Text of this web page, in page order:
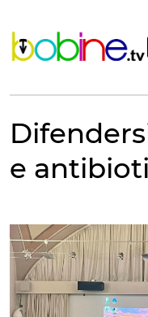
contenuto
e